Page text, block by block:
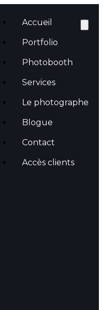
Accueil
Portfolio
Photobooth
Services
Le photographe
Blogue
Contact
Accès clients
la remise